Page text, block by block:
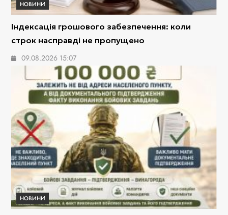
НОВИНИ
Індексація грошового забезпечення: коли
строк насправді не пропущено
09.08.2026 15:07
НОВИНИ